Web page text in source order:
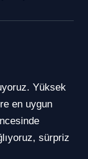
Yüksek
en uygun
sürpriz